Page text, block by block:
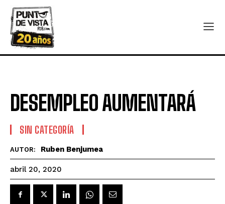
DESEMPLEO AUMENTARÁ
SIN CATEGORÍA
AUTOR: Ruben Benjumea
abril 20, 2020